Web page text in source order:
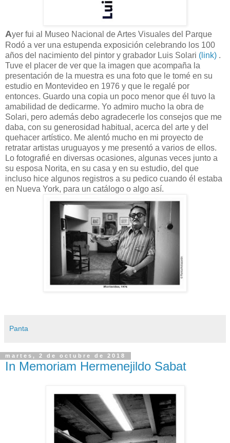
Ayer fui al Museo Nacional de Artes Visuales del Parque
Rodó a ver una estupenda exposición celebrando los 100
años del nacimiento del pintor y grabador Luis Solari (link) .
Tuve el placer de ver que la imagen que acompaña la
presentación de la muestra es una foto que le tomé en su
estudio en Montevideo en 1976 y que le regalé por
entonces. Guardo una copia un poco menor que él tuvo la
amabilidad de dedicarme. Yo admiro mucho la obra de
Solari, pero además debo agradecerle los consejos que me
daba, con su generosidad habitual, acerca del arte y del
quehacer artístico. Me alentó mucho en mi proyecto de
retratar artistas uruguayos y me presentó a varios de ellos.
Lo fotografié en diversas ocasiones, algunas veces junto a
su esposa Norita, en su casa y en su estudio, del que
incluso hice algunos registros a su pedico cuando él estaba
en Nueva York, para un catálogo o algo así.
Panta
martes, 2 de octubre de 2018
In Memoriam Hermenejildo Sabat